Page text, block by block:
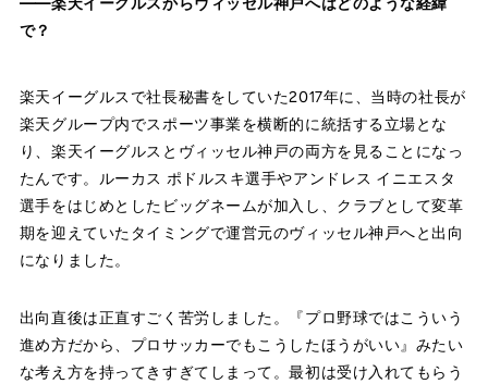
で？
楽天イーグルスで社長秘書をしていた2017年に、当時の社長が
楽天グループ内でスポーツ事業を横断的に統括する立場とな
り、楽天イーグルスとヴィッセル神戸の両方を見ることになっ
たんです。ルーカス ポドルスキ選手やアンドレス イニエスタ
選手をはじめとしたビッグネームが加入し、クラブとして変革
期を迎えていたタイミングで運営元のヴィッセル神戸へと出向
になりました。
出向直後は正直すごく苦労しました。『プロ野球ではこういう
進め方だから、プロサッカーでもこうしたほうがいい』みたい
な考え方を持ってきすぎてしまって。最初は受け入れてもらう